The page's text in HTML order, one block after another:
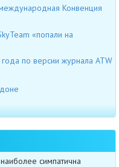
Конвенция
«попали на
по версии журнала ATW
симпатична